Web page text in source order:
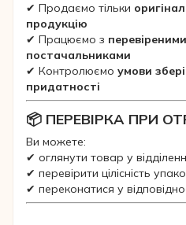
✔ Продаємо тільки
продукцію
✔ Працюємо з
постачальниками
✔ Контролюємо умови
придатності
📦 ПЕРЕВІРКА ПРИ
Ви можете:
✔ оглянути товар у
✔ перевірити цілісність
✔ переконатися у